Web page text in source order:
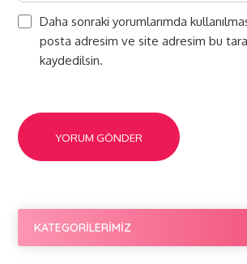
Daha sonraki yorumlarımda
posta adresim ve site adresim bu
kaydedilsin.
KATEGORİLERİMİZ